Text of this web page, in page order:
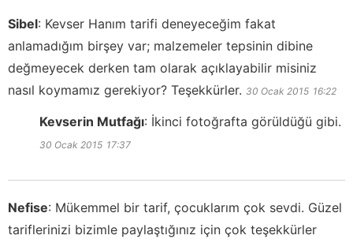
Sibel: Kevser Hanım tarifi deneyeceğim fakat
anlamadığım birşey var; malzemeler tepsinin dibine
değmeyecek derken tam olarak açıklayabilir misiniz
nasıl koymamız gerekiyor? Teşekkürler. 30 Ocak 2015 16:22
Kevserin Mutfağı: İkinci fotoğrafta görüldüğü gibi.
30 Ocak 2015 17:37
Nefise: Mükemmel bir tarif, çocuklarım çok sevdi. Güzel
tariflerinizi bizimle paylaştığınız için çok teşekkürler